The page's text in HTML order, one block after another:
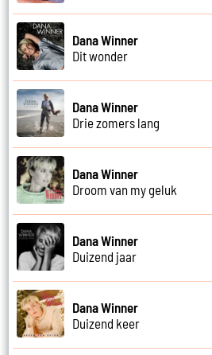
Dana Winner
Dit wonder
Dana Winner
Drie zomers lang
Dana Winner
Droom van my geluk
Dana Winner
Duizend jaar
Dana Winner
Duizend keer